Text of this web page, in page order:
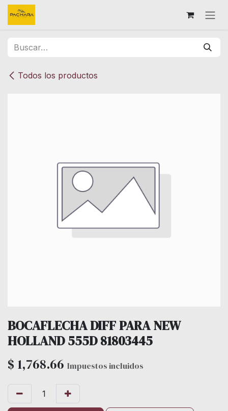
Ir al contenido
Todos los productos
BOCAFLECHA DIFF PARA NEW
HOLLAND 555D 81803445
$ 1,768.66 Impuestos incluidos